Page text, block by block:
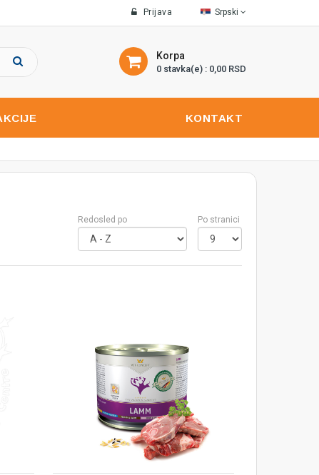
Prijava Srpski
Korpa
0 stavka(e) : 0,00 RSD
KONTAKT
Redosled po Po stranici